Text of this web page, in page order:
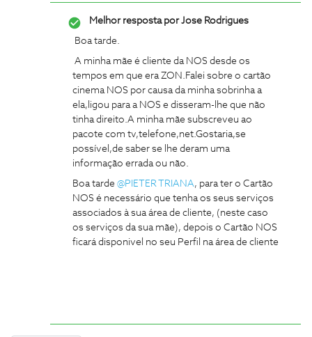
Melhor resposta porJose Rodrigues
Boa tarde.
A minha mãe é cliente da NOS desde os
tempos em que era ZON.Falei sobre o cartão
cinema NOS por causa da minha sobrinha a
ela,ligou para a NOS e disseram-lhe que não
tinha direito.A minha mãe subscreveu ao
pacote com tv,telefone,net.Gostaria,se
possível,de saber se lhe deram uma
informação errada ou não.
Boa tarde @PIETER TRIANA, para ter o Cartão
NOS é necessário que tenha os seus serviços
associados à sua área de cliente, (neste caso
os serviços da sua mãe), depois o Cartão NOS
ficará disponivel no seu Perfil na área de cliente